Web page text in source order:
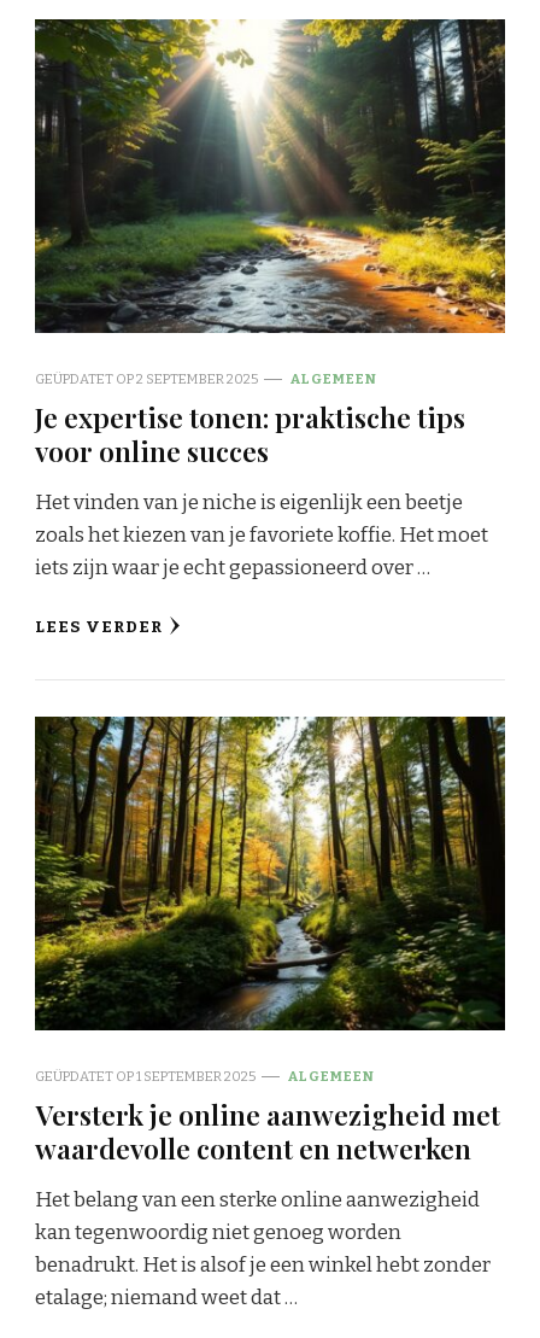
GEÜPDATET OP2 SEPTEMBER 2025 ALGEMEEN
Je expertise tonen: praktische tips
voor online succes
Het vinden van je niche is eigenlijk een beetje
zoals het kiezen van je favoriete koffie. Het moet
iets zijn waar je echt gepassioneerd over …
LEES VERDER
GEÜPDATET OP1 SEPTEMBER 2025 ALGEMEEN
Versterk je online aanwezigheid met
waardevolle content en netwerken
Het belang van een sterke online aanwezigheid
kan tegenwoordig niet genoeg worden
benadrukt. Het is alsof je een winkel hebt zonder
etalage; niemand weet dat …